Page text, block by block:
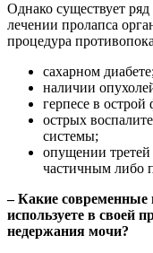
Однако существует
лечении пролапса
процедура
сахарном диабете;
наличии
герпесе в острой
острых
системы;
опущении третей
частичным либо
–Какие современные
используете в своей
недержания мочи?